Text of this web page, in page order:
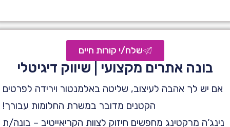
בונה אתרים מקצועי | שיווק דיגיטלי
שלח/י קורות חיים
אם יש לך אהבה לעיצוב, שליטה באלמנטור וירידה לפרטים
הקטנים מדובר במשרת החלומות עבורך!
נינג’ה מרקטינג מחפשים חיזוק לצוות הקריאייטיב – בונה/ת